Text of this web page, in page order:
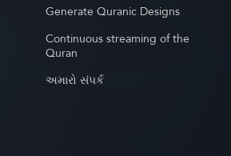
Generate Quranic Designs
Continuous streaming of the
Quran
અમારો સંપર્ક